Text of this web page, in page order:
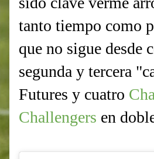
tanto tiempo como
que no sigue desde
segunda y tercera
Futures y cuatro
Challengers en